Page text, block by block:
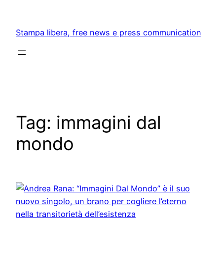
content
Stampa libera, free news e press communication
Tag: immagini dal
mondo